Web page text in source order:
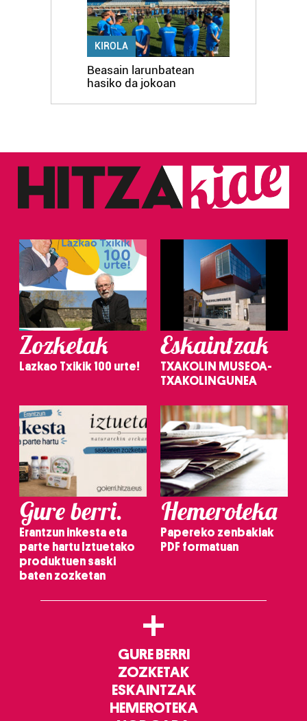
KIROLA
Beasain larunbatean
hasiko da jokoan
Zozketak
Lazkao Txikik 100 urte!
Eskaintzak
TXAKOLIN MUSEOA-
TXAKOLINGUNEA
Gure berri.
Erantzun inkesta eta
parte hartu Iztuetako
produktuen saski
baten zozketan
Hemeroteka
Papereko zenbakiak
PDF formatuan
+
GURE BERRI
ZOZKETAK
ESKAINTZAK
HEMEROTEKA